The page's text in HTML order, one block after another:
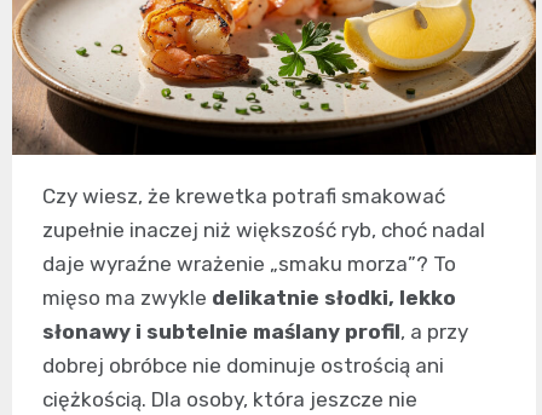
Czy wiesz, że krewetka potrafi smakować
zupełnie inaczej niż większość ryb, choć nadal
daje wyraźne wrażenie „smaku morza”? To
mięso ma zwykle delikatnie słodki, lekko
słonawy i subtelnie maślany profil, a przy
dobrej obróbce nie dominuje ostrością ani
ciężkością. Dla osoby, która jeszcze nie